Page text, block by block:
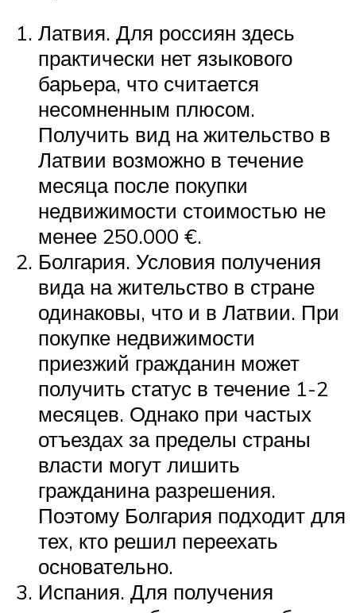
Латвия. Для россиян здесь
практически нет языкового
барьера, что считается
несомненным плюсом.
Получить вид на жительство в
Латвии возможно в течение
месяца после покупки
недвижимости стоимостью не
менее 250.000 €.
Болгария. Условия получения
вида на жительство в стране
одинаковы, что и в Латвии. При
покупке недвижимости
приезжий гражданин может
получить статус в течение 1-2
месяцев. Однако при частых
отъездах за пределы страны
власти могут лишить
гражданина разрешения.
Поэтому Болгария подходит для
тех, кто решил переехать
основательно.
Испания. Для получения